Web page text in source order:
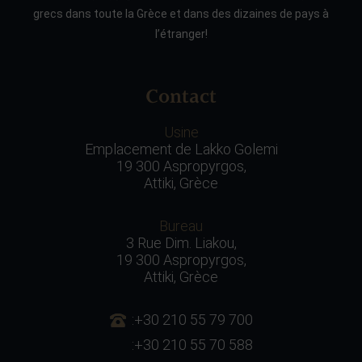
grecs dans toute la Grèce et dans des dizaines de pays à
l’étranger!
Contact
Usine
Emplacement de Lakko Golemi
19 300 Aspropyrgos,
Attiki, Grèce
Bureau
3 Rue Dim. Liakou,
19 300 Aspropyrgos,
Attiki, Grèce
:+30 210 55 79 700
:+30 210 55 70 588